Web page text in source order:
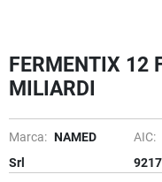
FERMENTIX 12
MILIARDI
Marca: NAMED
Srl
AIC: